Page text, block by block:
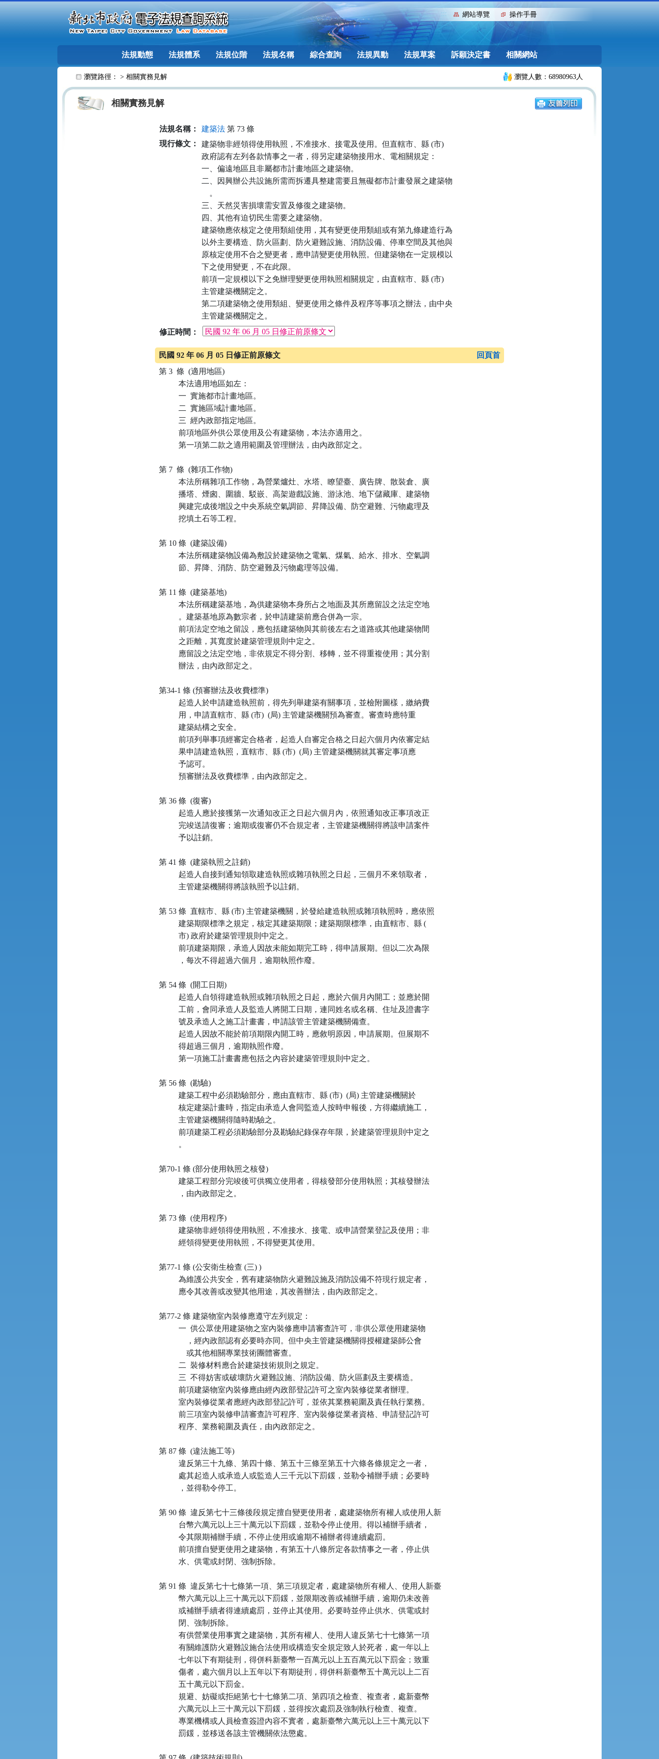
::: 網站導覽 操作手冊
法規動態 法規體系 法規位階 法規名稱 綜合查詢 法規異動 法規草案 訴願決定書 相關網站
瀏覽路徑： > 相關實務見解 瀏覽人數：68980963人
相關實務見解
法規名稱： 建築法第 73 條
現行條文：
建築物非經領得使用執照，不准接水、接電及使用。但直轄市、縣 (市)
政府認有左列各款情事之一者，得另定建築物接用水、電相關規定：
一、偏遠地區且非屬都市計畫地區之建築物。
二、因興辦公共設施所需而拆遷具整建需要且無礙都市計畫發展之建築物
    。
三、天然災害損壞需安置及修復之建築物。
四、其他有迫切民生需要之建築物。
建築物應依核定之使用類組使用，其有變更使用類組或有第九條建造行為
以外主要構造、防火區劃、防火避難設施、消防設備、停車空間及其他與
原核定使用不合之變更者，應申請變更使用執照。但建築物在一定規模以
下之使用變更，不在此限。
前項一定規模以下之免辦理變更使用執照相關規定，由直轄市、縣 (市)
主管建築機關定之。
第二項建築物之使用類組、變更使用之條件及程序等事項之辦法，由中央
主管建築機關定之。
修正時間：
民國 92 年 06 月 05 日修正前原條文
回頁首
第 3  條  (適用地區)
          本法適用地區如左：
          一  實施都市計畫地區。
          二  實施區域計畫地區。
          三  經內政部指定地區。
          前項地區外供公眾使用及公有建築物，本法亦適用之。
          第一項第二款之適用範圍及管理辦法，由內政部定之。
第 7  條  (雜項工作物)
          本法所稱雜項工作物，為營業爐灶、水塔、瞭望臺、廣告牌、散裝倉、廣
          播塔、煙囪、圍牆、駁嵌、高架遊戲設施、游泳池、地下儲藏庫、建築物
          興建完成後增設之中央系統空氣調節、昇降設備、防空避難、污物處理及
          挖填土石等工程。
第 10 條  (建築設備)
          本法所稱建築物設備為敷設於建築物之電氣、煤氣、給水、排水、空氣調
          節、昇降、消防、防空避難及污物處理等設備。
第 11 條  (建築基地)
          本法所稱建築基地，為供建築物本身所占之地面及其所應留設之法定空地
          。建築基地原為數宗者，於申請建築前應合併為一宗。
          前項法定空地之留設，應包括建築物與其前後左右之道路或其他建築物間
          之距離，其寬度於建築管理規則中定之。
          應留設之法定空地，非依規定不得分割、移轉，並不得重複使用；其分割
          辦法，由內政部定之。
第34-1 條 (預審辦法及收費標準)
          起造人於申請建造執照前，得先列舉建築有關事項，並檢附圖樣，繳納費
          用，申請直轄市、縣 (市)  (局) 主管建築機關預為審查。審查時應特重
          建築結構之安全。
          前項列舉事項經審定合格者，起造人自審定合格之日起六個月內依審定結
          果申請建造執照，直轄市、縣 (市)  (局) 主管建築機關就其審定事項應
          予認可。
          預審辦法及收費標準，由內政部定之。
第 36 條  (復審)
          起造人應於接獲第一次通知改正之日起六個月內，依照通知改正事項改正
          完竣送請復審；逾期或復審仍不合規定者，主管建築機關得將該申請案件
          予以註銷。
第 41 條  (建築執照之註銷)
          起造人自接到通知領取建造執照或雜項執照之日起，三個月不來領取者，
          主管建築機關得將該執照予以註銷。
第 53 條  直轄市、縣 (市) 主管建築機關，於發給建造執照或雜項執照時，應依照
          建築期限標準之規定，核定其建築期限；建築期限標準，由直轄市、縣 (
          市) 政府於建築管理規則中定之。
          前項建築期限，承造人因故未能如期完工時，得申請展期。但以二次為限
          ，每次不得超過六個月，逾期執照作廢。
第 54 條  (開工日期)
          起造人自領得建造執照或雜項執照之日起，應於六個月內開工；並應於開
          工前，會同承造人及監造人將開工日期，連同姓名或名稱、住址及證書字
          號及承造人之施工計畫書，申請該管主管建築機關備查。
          起造人因故不能於前項期限內開工時，應敘明原因，申請展期。但展期不
          得超過三個月，逾期執照作廢。
          第一項施工計畫書應包括之內容於建築管理規則中定之。
第 56 條  (勘驗)
          建築工程中必須勘驗部分，應由直轄市、縣 (市)  (局) 主管建築機關於
          核定建築計畫時，指定由承造人會同監造人按時申報後，方得繼續施工，
          主管建築機關得隨時勘驗之。
          前項建築工程必須勘驗部分及勘驗紀錄保存年限，於建築管理規則中定之
          。
第70-1 條 (部分使用執照之核發)
          建築工程部分完竣後可供獨立使用者，得核發部分使用執照；其核發辦法
          ，由內政部定之。
第 73 條  (使用程序)
          建築物非經領得使用執照，不准接水、接電、或申請營業登記及使用；非
          經領得變更使用執照，不得變更其使用。
第77-1 條 (公安衛生檢查 (三) )
          為維護公共安全，舊有建築物防火避難設施及消防設備不符現行規定者，
          應令其改善或改變其他用途，其改善辦法，由內政部定之。
第77-2 條 建築物室內裝修應遵守左列規定：
          一  供公眾使用建築物之室內裝修應申請審查許可，非供公眾使用建築物
              ，經內政部認有必要時亦同。但中央主管建築機關得授權建築師公會
              或其他相關專業技術團體審查。
          二  裝修材料應合於建築技術規則之規定。
          三  不得妨害或破壞防火避難設施、消防設備、防火區劃及主要構造。
          前項建築物室內裝修應由經內政部登記許可之室內裝修從業者辦理。
          室內裝修從業者應經內政部登記許可，並依其業務範圍及責任執行業務。
          前三項室內裝修申請審查許可程序、室內裝修從業者資格、申請登記許可
          程序、業務範圍及責任，由內政部定之。
第 87 條  (違法施工等)
          違反第三十九條、第四十條、第五十三條至第五十六條各條規定之一者，
          處其起造人或承造人或監造人三千元以下罰鍰，並勒令補辦手續；必要時
          ，並得勒令停工。
第 90 條  違反第七十三條後段規定擅自變更使用者，處建築物所有權人或使用人新
          台幣六萬元以上三十萬元以下罰鍰，並勒令停止使用。得以補辦手續者，
          令其限期補辦手續，不停止使用或逾期不補辦者得連續處罰。
          前項擅自變更使用之建築物，有第五十八條所定各款情事之一者，停止供
          水、供電或封閉、強制拆除。
第 91 條  違反第七十七條第一項、第三項規定者，處建築物所有權人、使用人新臺
          幣六萬元以上三十萬元以下罰鍰，並限期改善或補辦手續，逾期仍未改善
          或補辦手續者得連續處罰，並停止其使用。必要時並停止供水、供電或封
          閉、強制拆除。
          有供營業使用事實之建築物，其所有權人、使用人違反第七十七條第一項
          有關維護防火避難設施合法使用或構造安全規定致人於死者，處一年以上
          七年以下有期徒刑，得併科新臺幣一百萬元以上五百萬元以下罰金；致重
          傷者，處六個月以上五年以下有期徒刑，得併科新臺幣五十萬元以上二百
          五十萬元以下罰金。
          規避、妨礙或拒絕第七十七條第二項、第四項之檢查、複查者，處新臺幣
          六萬元以上三十萬元以下罰鍰，並得按次處罰及強制執行檢查、複查。
          專業機構或人員檢查簽證內容不實者，處新臺幣六萬元以上三十萬元以下
          罰鍰，並移送各該主管機關依法懲處。